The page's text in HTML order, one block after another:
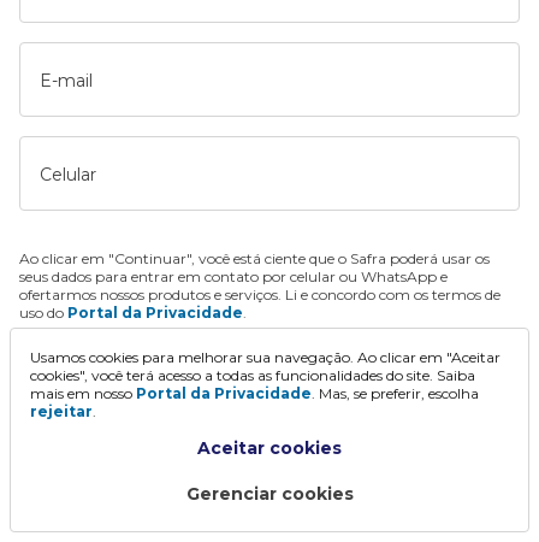
E-mail
Celular
Ao clicar em "Continuar", você está ciente que o Safra poderá usar os
seus dados para entrar em contato por celular ou WhatsApp e
ofertarmos nossos produtos e serviços. Li e concordo com os termos de
uso do Portal da Privacidade.
Continuar
Usamos cookies para melhorar sua navegação. Ao clicar em "Aceitar
cookies", você terá acesso a todas as funcionalidades do site. Saiba
mais em nosso Portal da Privacidade. Mas, se preferir, escolha
rejeitar.
Aceitar cookies
Gerenciar cookies